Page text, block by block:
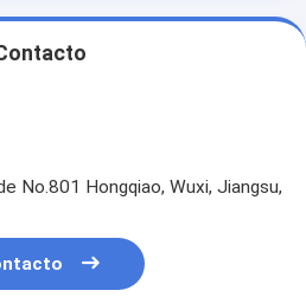
No.801 Hongqiao, Wuxi, Jiangsu,